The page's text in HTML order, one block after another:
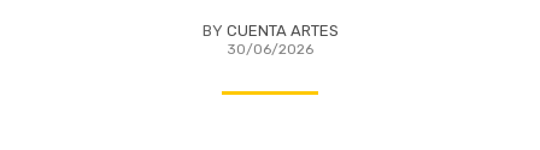
BY CUENTA ARTES
30/06/2026